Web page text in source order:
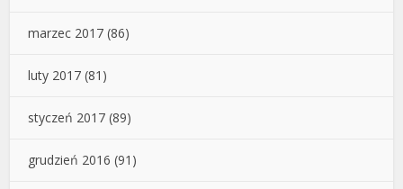
marzec 2017 (86)
luty 2017 (81)
styczeń 2017 (89)
grudzień 2016 (91)